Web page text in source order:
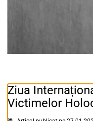
Ziua
Victimelor